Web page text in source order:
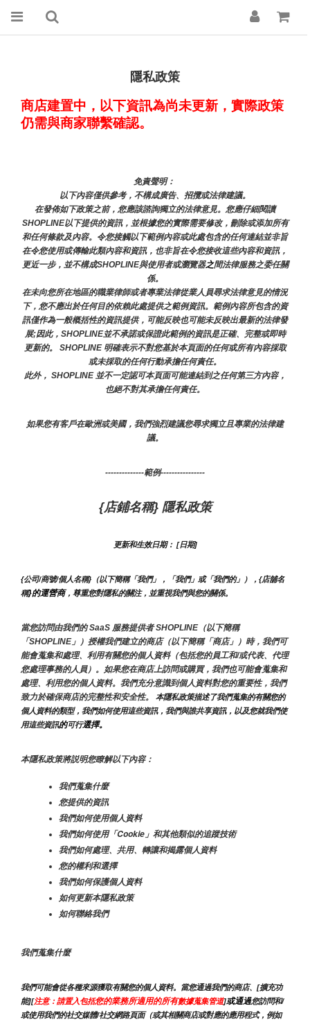
隱私政策
商店建置中，以下資訊為尚未更新，實際政策
仍需與商家聯繫確認。
免責聲明：
以下內容僅供參考，不構成廣告、招攬或法律建議。
在發佈如下政策之前，您應該諮詢獨立的法律意見。您應仔細閱讀
SHOPLINE以下提供的資訊，並根據您的實際需要修改，刪除或添加所有
和任何條款及內容。令您接觸以下範例內容或此處包含的任何連結並非旨
在令您使用或傳輸此類內容和資訊，也非旨在令您接收這些內容和資訊，
更近一步，並不構成SHOPLINE與使用者或瀏覽器之間法律服務之委任關
係。
在未向您所在地區的職業律師或者專業法律從業人員尋求法律意見的情況
下，您不應出於任何目的依賴此處提供之範例資訊。範例內容所包含的資
訊僅作為一般概括性的資訊提供，可能反映也可能未反映出最新的法律發
展;因此，SHOPLINE並不承諾或保證此範例的資訊是正確、完整或即時
更新的。 SHOPLINE 明確表示不對您基於本頁面的任何或所有內容採取
或未採取的任何行動承擔任何責任。
此外， SHOPLINE 並不一定認可本頁面可能連結到之任何第三方內容，
也絕不對其承擔任何責任。
如果您有客戶在歐洲或美國，我們強烈建議您尋求獨立且專業的法律建
議。
--------------範例----------------
{店鋪名稱} 隱私政策
更新和生效日期： [日期]
{公司/商號/個人名稱}（以下簡稱「我們」，「我們」或「我們的」），{店舖名
稱}的運營商，尊重您對隱私的關注，並重視我們與您的關係。
當您訪問由我們的 SaaS 服務提供者 SHOPLINE（以下簡稱
「SHOPLINE」）授權我們建立的商店（以下簡稱「商店」）時，我們可
能會蒐集和處理、利用有關您的個人資料（包括您的員工和/或代表、代理
您處理事務的人員）。如果您在商店上訪問或購買，我們也可能會蒐集和
處理、利用您的個人資料。我們充分意識到個人資料對您的重要性，我們
致力於確保商店的完整性和安全性。
本隱私政策描述了我們蒐集的有關您的
個人資料的類型，我們如何使用這些資訊，我們與誰共享資訊，以及您就我們使
用這些資訊的可行選擇。
本隱私政策將説明您瞭解以下內容：
我們蒐集什麼
您提供的資訊
我們如何使用個人資料
我們如何使用「Cookie」和其他類似的追蹤技術
我們如何處理、共用、轉讓和揭露個人資料
您的權利和選擇
我們如何保護個人資料
如何更新本隱私政策
如何聯絡我們
我們蒐集什麼
我們可能會從各種來源獲取有關您的個人資料。當您通過我們的商店、[擴充功
能][注意：請置入包括您的業務所適用的所有數據蒐集管道]或通過您訪問和/
或使用我們的社交媒體/社交網路頁面（或其相關商店或對應的應用程式，例如